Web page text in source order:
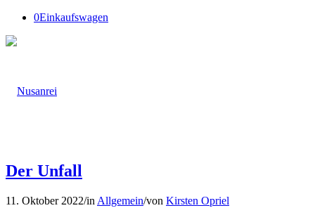
0Einkaufswagen
Der Unfall
11. Oktober 2022/in Allgemein/von Kirsten Opriel